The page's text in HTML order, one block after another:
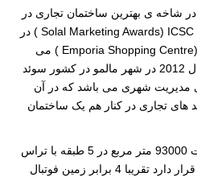
شاخه ی بهترین ساختمان تجاری در
ICSC
(
Solal Marketing Awards ) در
Emporia Shopping Centre ) می
باشد. مجتمع تجاری امپوریا در سال 2012 در شهر مالمو در کشور سوئد
ی مدیریت شهری می باشد که در آن
های تجاری در کنار هم یک ساختمان
تقریبا 200 واحد تجاری به مساحت 93000 متر مربع در 5 طبقه با تراس
27000 متر مربعی که در بام آن قرار دارد تقریبا 4 برابر زمین فوتبال